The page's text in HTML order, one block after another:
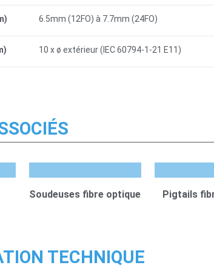
6.5mm (12FO) à 7.7mm (24FO)
10 x ø extérieur (IEC 60794-1-21 E11)
Soudeuses fibre optique Pigtails
TECHNIQUE